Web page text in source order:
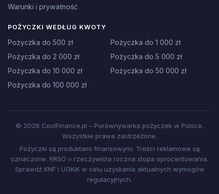
Warunki i prywatność
POŻYCZKI WEDŁUG KWOTY
Pożyczka do 500 zł
Pożyczka do 1 000 zł
Pożyczka do 2 000 zł
Pożyczka do 5 000 zł
Pożyczka do 10 000 zł
Pożyczka do 50 000 zł
Pożyczka do 100 000 zł
© 2026 CoolFinance.pl – Porównywarka pożyczek w Polsce.
Wszystkie prawa zastrzeżone.
Pożyczki są produktami finansowymi. Treści reklamowe są
oznaczone. RRSO = rzeczywista roczna stopa oprocentowania.
Sprawdź KNF i UOKiK w celu uzyskania aktualnych wymogów
regulacyjnych.